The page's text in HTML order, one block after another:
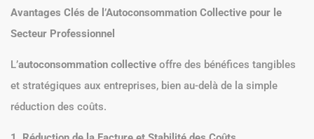
Avantages Clés de l’Autoconsommation Collective pour le
Secteur Professionnel
L’autoconsommation collective offre des bénéfices tangibles
et stratégiques aux entreprises, bien au-delà de la simple
réduction des coûts.